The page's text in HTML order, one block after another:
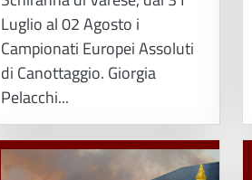
Luglio al 02 Agosto i
Campionati Europei Assoluti
di Canottaggio. Giorgia
Pelacchi...